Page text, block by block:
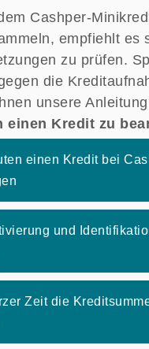
Cashper-
empfiehlt es
zu prüfen.
die
unsere
einen Kredit zu
einen Kredit bei
und
Zeit die